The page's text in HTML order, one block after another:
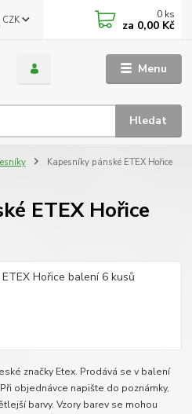
Menu
CZK
Hledat
0 ks
za 0,00 Kč
Kapesníky pánské ETEX Hořice
ETEX Hořice
značky Etex. Prodává se v balení
objednávce napište do poznámky,
barvy. Vzory barev se mohou